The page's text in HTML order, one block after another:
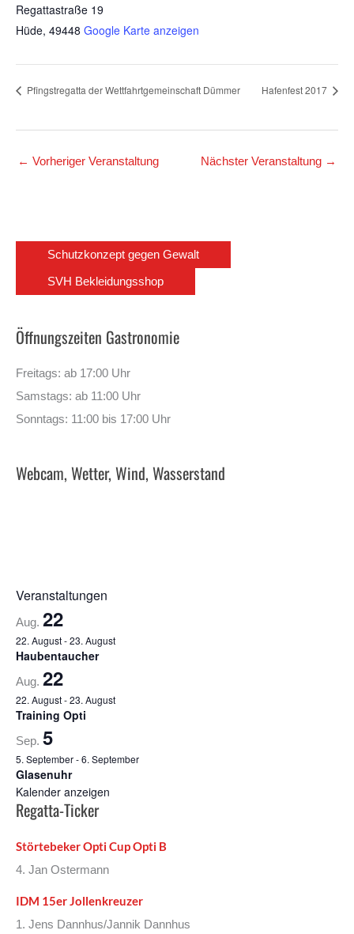
Regattastraße 19
Hüde, 49448 Google Karte anzeigen
Pfingstregatta der Wettfahrtgemeinschaft Dümmer Hafenfest 2017
← Vorheriger Veranstaltung Nächster Veranstaltung →
Schutzkonzept gegen Gewalt
SVH Bekleidungsshop
Öffnungszeiten Gastronomie
Freitags: ab 17:00 Uhr
Samstags: ab 11:00 Uhr
Sonntags: 11:00 bis 17:00 Uhr
Webcam, Wetter, Wind, Wasserstand
Veranstaltungen
Aug. 22
22. August-23. August
Haubentaucher
Aug. 22
22. August-23. August
Training Opti
Sep. 5
5. September-6. September
Glasenuhr
Kalender anzeigen
Regatta-Ticker
Störtebeker Opti Cup Opti B
4. Jan Ostermann
IDM 15er Jollenkreuzer
1. Jens Dannhus/Jannik Dannhus